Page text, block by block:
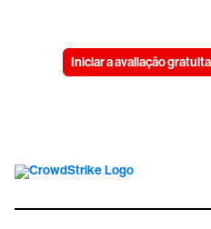
Iniciar a avaliação gratuita